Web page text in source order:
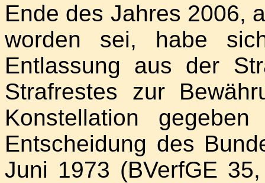
Ende des Jahres 2006,
worden sei, habe
Entlassung aus der
Strafrestes zur
Konstellation
Entscheidung des
Juni 1973 (BVerfGE